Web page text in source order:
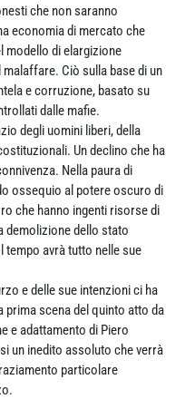
che non saranno
economia di mercato che
modello di elargizione
Ciò sulla base di un
e corruzione, basato su
dalle mafie.
degli uomini liberi, della
Un declino che ha
Nella paura di
ossequio al potere oscuro di
che hanno ingenti risorse di
demolizione dello stato
avrà tutto nelle sue
e delle sue intenzioni ci ha
scena del quinto atto da
e adattamento di Piero
un inedito assoluto che verrà
particolare